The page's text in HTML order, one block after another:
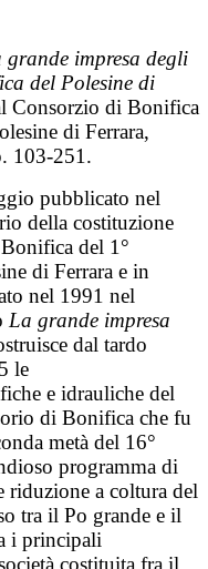
grande impresa degli
del Polesine di
Consorzio di Bonifica
di Ferrara,
103-251.
pubblicato nel
della costituzione
del 1°
di Ferrara e in
nel 1991 nel
La grande impresa
dal tardo
le
e idrauliche del
di Bonifica che fu
metà del 16°
programma di
riduzione a coltura del
tra il Po grande e il
i principali